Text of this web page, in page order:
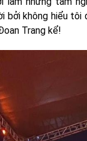
bởi không hiểu tôi
Trang kể!